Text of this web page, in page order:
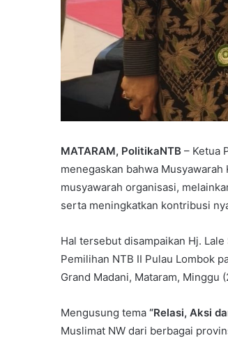
MATARAM, PolitikaNTB – Ketua
menegaskan bahwa
musyawarah organisasi,
serta meningkatkan kontribusi
Hal tersebut disampaikan Hj.
Pemilihan NTB II Pulau Lombok
Grand Madani, Mataram, Minggu
Mengusung tema “Relasi, Aksi
Muslimat NW dari berbagai